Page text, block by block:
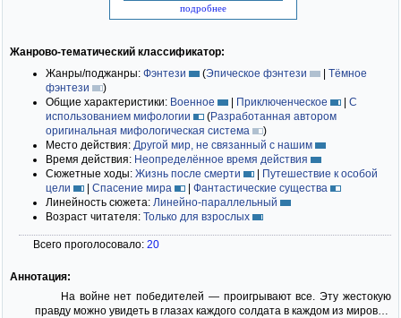
подробнее
Жанрово-тематический классификатор:
Жанры/поджанры: Фэнтези (Эпическое фэнтези | Тёмное
фэнтези
)
Общие характеристики: Военное | Приключенческое | С
использованием мифологии
(Разработанная автором
оригинальная мифологическая система
)
Место действия: Другой мир, не связанный с нашим
Время действия: Неопределённое время действия
Сюжетные ходы: Жизнь после смерти | Путешествие к особой
цели
| Спасение мира | Фантастические существа
Линейность сюжета: Линейно-параллельный
Возраст читателя: Только для взрослых
Всего проголосовало: 20
Аннотация:
На войне нет победителей — проигрывают все. Эту жестокую
правду можно увидеть в глазах каждого солдата в каждом из миров…